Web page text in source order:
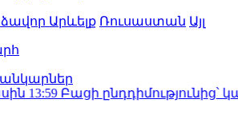
Արևելք Ռուսաստան Այլ
13:59Բացի ընդդիմությունից՝ կա